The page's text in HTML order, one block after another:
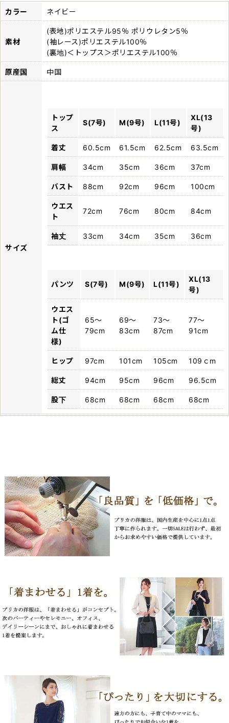
カラー ネイビー
素材
(表地)ポリエステル95％ ポリウレタン5％
(袖レース)ポリエステル100％
(裏地)＜トップス＞ポリエステル100％
原産国 中国
サイズ
トップ
ス
S(7号) M(9号) L(11号)
XL(13
号)
着丈 60.5cm 61.5cm 62.5cm 63.5cm
肩幅 34cm 35cm 36cm 37cm
バスト 88cm 92cm 96cm 100cm
ウエス
ト
72cm 76cm 80cm 84cm
袖丈 33cm 34cm 35cm 36cm
パンツ S(7号) M(9号) L(11号)
XL(13
号)
ウエス
ト(ゴ
ム仕
様)
65～
79cm
69～
83cm
73～
87cm
77～
91cm
ヒップ 97cm 101cm 105cm 109ｃm
総丈 94cm 95cm 96cm 96.5cm
股下 68cm 68cm 68cm 68cm